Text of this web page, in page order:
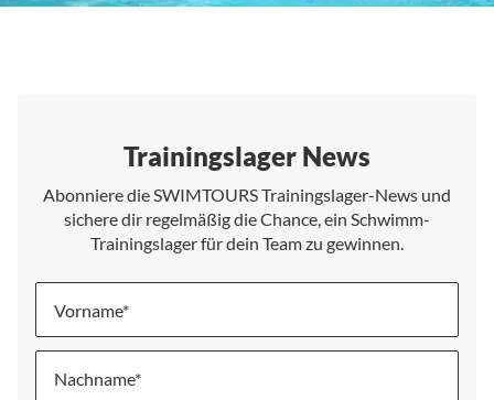
Trainingslager News
Abonniere die SWIMTOURS Trainingslager-News und
sichere dir regelmäßig die Chance, ein Schwimm-
Trainingslager für dein Team zu gewinnen.
Vorname
Nachname